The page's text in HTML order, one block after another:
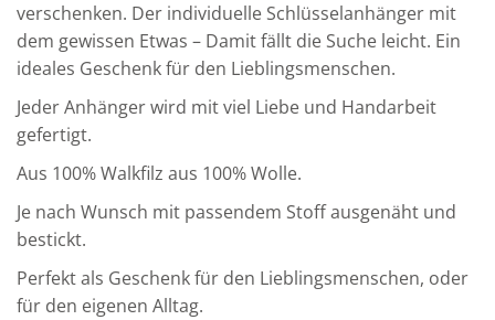
verschenken. Der individuelle Schlüsselanhänger mit
dem gewissen Etwas – Damit fällt die Suche leicht. Ein
ideales Geschenk für den Lieblingsmenschen.
Jeder Anhänger wird mit viel Liebe und Handarbeit
gefertigt.
Aus 100% Walkfilz aus 100% Wolle.
Je nach Wunsch mit passendem Stoff ausgenäht und
bestickt.
Perfekt als Geschenk für den Lieblingsmenschen, oder
für den eigenen Alltag.